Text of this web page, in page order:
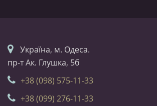
Українa, м. Одеса.
пр-т Ак. Глушка, 5б
+38 (098) 575-11-33
+38 (099) 276-11-33